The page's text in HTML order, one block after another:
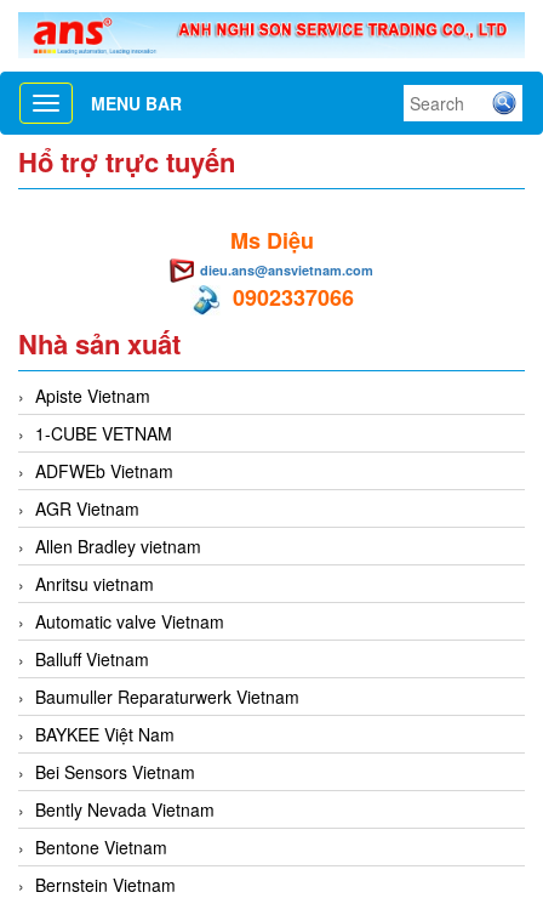
Toggle
navigation
MENU BAR
Hổ trợ trực tuyến
Ms Diệu
dieu.ans@ansvietnam.com
0902337066
Nhà sản xuất
Apiste Vietnam
1-CUBE VETNAM
ADFWEb Vietnam
AGR Vietnam
Allen Bradley vietnam
Anritsu vietnam
Automatic valve Vietnam
Balluff Vietnam
Baumuller Reparaturwerk Vietnam
BAYKEE Việt Nam
Bei Sensors Vietnam
Bently Nevada Vietnam
Bentone Vietnam
Bernstein Vietnam